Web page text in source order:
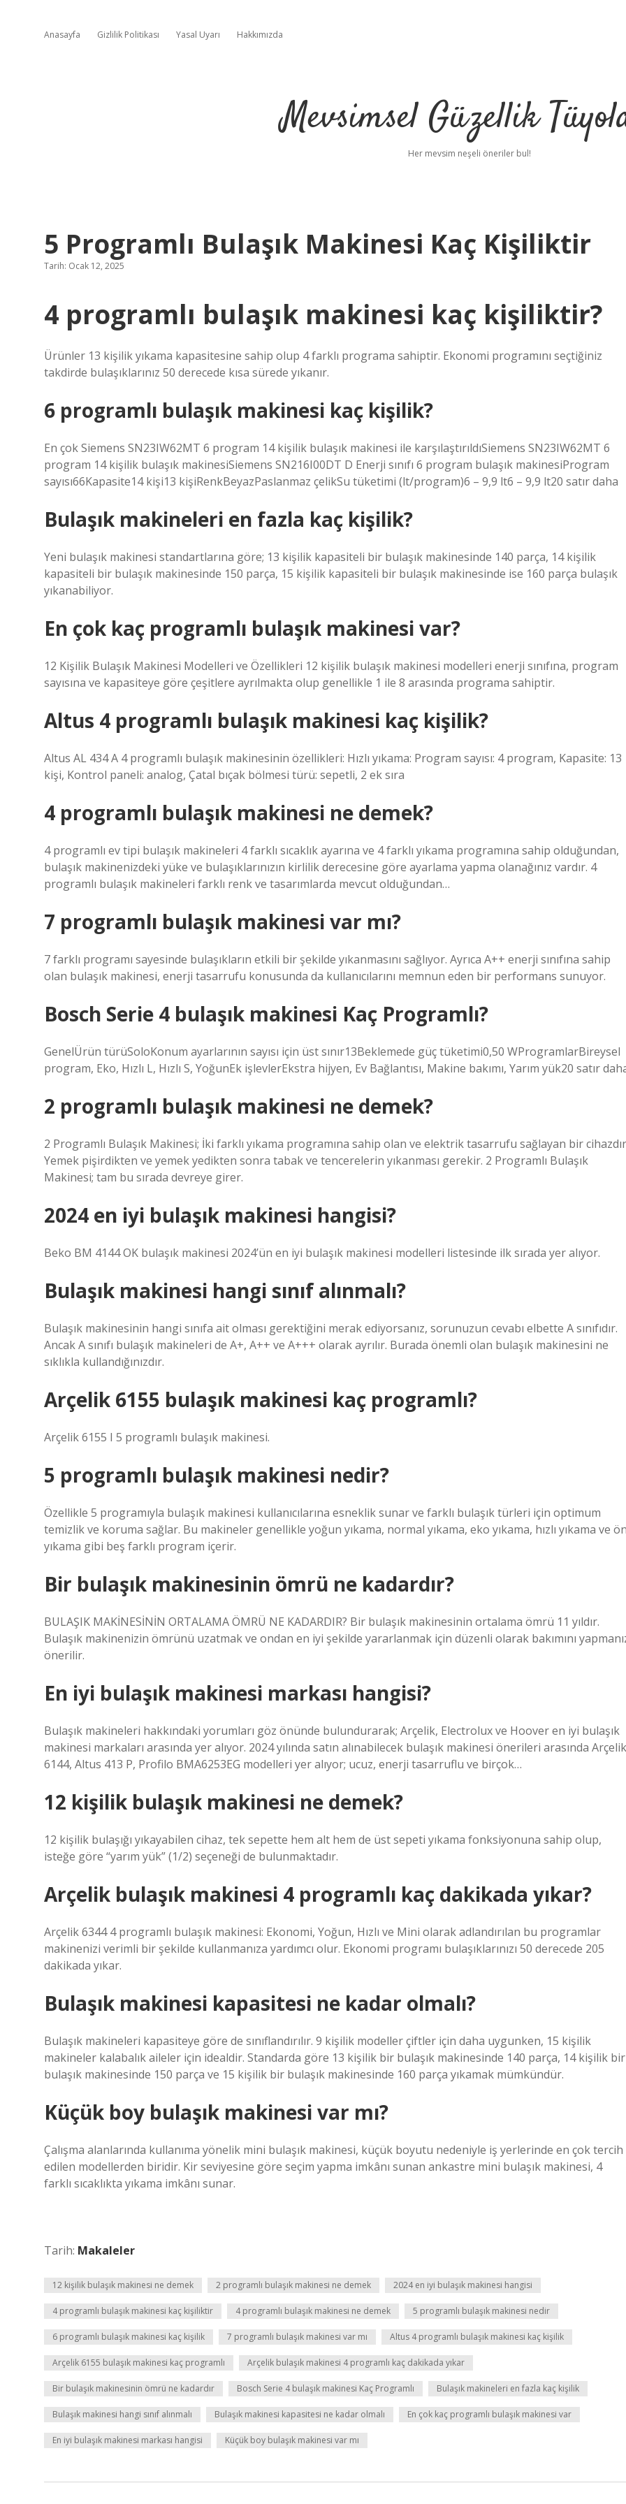
Anasayfa Gizlilik Politikası Yasal Uyarı Hakkımızda
Mevsimsel Güzellik
Her mevsim neşeli öneriler bul!
5 Programlı Bulaşık Makinesi Kaç Kişiliktir
Tarih: Ocak 12, 2025
4 programlı bulaşık makinesi kaç kişiliktir?
Ürünler 13 kişilik yıkama kapasitesine sahip olup 4 farklı programa sahiptir. Ekonomi programını seçtiğiniz
takdirde bulaşıklarınız 50 derecede kısa sürede yıkanır.
6 programlı bulaşık makinesi kaç kişilik?
En çok Siemens SN23IW62MT 6 program 14 kişilik bulaşık makinesi ile karşılaştırıldıSiemens SN23IW62MT 6
program 14 kişilik bulaşık makinesiSiemens SN216I00DT D Enerji sınıfı 6 program bulaşık makinesiProgram
sayısı66Kapasite14 kişi13 kişiRenkBeyazPaslanmaz çelikSu tüketimi (lt/program)6 – 9,9 lt6 – 9,9 lt20 satır daha
Bulaşık makineleri en fazla kaç kişilik?
Yeni bulaşık makinesi standartlarına göre; 13 kişilik kapasiteli bir bulaşık makinesinde 140 parça, 14 kişilik
kapasiteli bir bulaşık makinesinde 150 parça, 15 kişilik kapasiteli bir bulaşık makinesinde ise 160 parça bulaşık
yıkanabiliyor.
En çok kaç programlı bulaşık makinesi var?
12 Kişilik Bulaşık Makinesi Modelleri ve Özellikleri 12 kişilik bulaşık makinesi modelleri enerji sınıfına, program
sayısına ve kapasiteye göre çeşitlere ayrılmakta olup genellikle 1 ile 8 arasında programa sahiptir.
Altus 4 programlı bulaşık makinesi kaç kişilik?
Altus AL 434 A 4 programlı bulaşık makinesinin özellikleri: Hızlı yıkama: Program sayısı: 4 program, Kapasite: 13
kişi, Kontrol paneli: analog, Çatal bıçak bölmesi türü: sepetli, 2 ek sıra
4 programlı bulaşık makinesi ne demek?
4 programlı ev tipi bulaşık makineleri 4 farklı sıcaklık ayarına ve 4 farklı yıkama programına sahip olduğundan,
bulaşık makinenizdeki yüke ve bulaşıklarınızın kirlilik derecesine göre ayarlama yapma olanağınız vardır. 4
programlı bulaşık makineleri farklı renk ve tasarımlarda mevcut olduğundan…
7 programlı bulaşık makinesi var mı?
7 farklı programı sayesinde bulaşıkların etkili bir şekilde yıkanmasını sağlıyor. Ayrıca A++ enerji sınıfına sahip
olan bulaşık makinesi, enerji tasarrufu konusunda da kullanıcılarını memnun eden bir performans sunuyor.
Bosch Serie 4 bulaşık makinesi Kaç Programlı?
GenelÜrün türüSoloKonum ayarlarının sayısı için üst sınır13Beklemede güç tüketimi0,50 WProgramlarBireysel
program, Eko, Hızlı L, Hızlı S, YoğunEk işlevlerEkstra hijyen, Ev Bağlantısı, Makine bakımı, Yarım yük20 satır
2 programlı bulaşık makinesi ne demek?
2 Programlı Bulaşık Makinesi; İki farklı yıkama programına sahip olan ve elektrik tasarrufu sağlayan bir
Yemek pişirdikten ve yemek yedikten sonra tabak ve tencerelerin yıkanması gerekir. 2 Programlı Bulaşık
Makinesi; tam bu sırada devreye girer.
2024 en iyi bulaşık makinesi hangisi?
Beko BM 4144 OK bulaşık makinesi 2024’ün en iyi bulaşık makinesi modelleri listesinde ilk sırada yer alıyor.
Bulaşık makinesi hangi sınıf alınmalı?
Bulaşık makinesinin hangi sınıfa ait olması gerektiğini merak ediyorsanız, sorunuzun cevabı elbette A sınıfıdır.
Ancak A sınıfı bulaşık makineleri de A+, A++ ve A+++ olarak ayrılır. Burada önemli olan bulaşık makinesini ne
sıklıkla kullandığınızdır.
Arçelik 6155 bulaşık makinesi kaç programlı?
Arçelik 6155 I 5 programlı bulaşık makinesi.
5 programlı bulaşık makinesi nedir?
Özellikle 5 programıyla bulaşık makinesi kullanıcılarına esneklik sunar ve farklı bulaşık türleri için optimum
temizlik ve koruma sağlar. Bu makineler genellikle yoğun yıkama, normal yıkama, eko yıkama, hızlı yıkama ve
yıkama gibi beş farklı program içerir.
Bir bulaşık makinesinin ömrü ne kadardır?
BULAŞIK MAKİNESİNİN ORTALAMA ÖMRÜ NE KADARDIR? Bir bulaşık makinesinin ortalama ömrü 11 ​​yıldır.
Bulaşık makinenizin ömrünü uzatmak ve ondan en iyi şekilde yararlanmak için düzenli olarak bakımını
önerilir.
En iyi bulaşık makinesi markası hangisi?
Bulaşık makineleri hakkındaki yorumları göz önünde bulundurarak; Arçelik, Electrolux ve Hoover en iyi bulaşık
makinesi markaları arasında yer alıyor. 2024 yılında satın alınabilecek bulaşık makinesi önerileri arasında Arçelik
6144, Altus 413 P, Profilo BMA6253EG modelleri yer alıyor; ucuz, enerji tasarruflu ve birçok…
12 kişilik bulaşık makinesi ne demek?
12 kişilik bulaşığı yıkayabilen cihaz, tek sepette hem alt hem de üst sepeti yıkama fonksiyonuna sahip olup,
isteğe göre “yarım yük” (1/2) seçeneği de bulunmaktadır.
Arçelik bulaşık makinesi 4 programlı kaç dakikada yıkar?
Arçelik 6344 4 programlı bulaşık makinesi: Ekonomi, Yoğun, Hızlı ve Mini olarak adlandırılan bu programlar
makinenizi verimli bir şekilde kullanmanıza yardımcı olur. Ekonomi programı bulaşıklarınızı 50 derecede 205
dakikada yıkar.
Bulaşık makinesi kapasitesi ne kadar olmalı?
Bulaşık makineleri kapasiteye göre de sınıflandırılır. 9 kişilik modeller çiftler için daha uygunken, 15 kişilik
makineler kalabalık aileler için idealdir. Standarda göre 13 kişilik bir bulaşık makinesinde 140 parça, 14 kişilik bir
bulaşık makinesinde 150 parça ve 15 kişilik bir bulaşık makinesinde 160 parça yıkamak mümkündür.
Küçük boy bulaşık makinesi var mı?
Çalışma alanlarında kullanıma yönelik mini bulaşık makinesi, küçük boyutu nedeniyle iş yerlerinde en çok tercih
edilen modellerden biridir. Kir seviyesine göre seçim yapma imkânı sunan ankastre mini bulaşık makinesi, 4
farklı sıcaklıkta yıkama imkânı sunar.
Tarih: Makaleler
12 kişilik bulaşık makinesi ne demek 2 programlı bulaşık makinesi ne demek 2024 en iyi bulaşık makinesi hangisi
4 programlı bulaşık makinesi kaç kişiliktir 4 programlı bulaşık makinesi ne demek 5 programlı bulaşık makinesi nedir
6 programlı bulaşık makinesi kaç kişilik 7 programlı bulaşık makinesi var mı Altus 4 programlı bulaşık makinesi kaç kişilik
Arçelik 6155 bulaşık makinesi kaç programlı Arçelik bulaşık makinesi 4 programlı kaç dakikada yıkar
Bir bulaşık makinesinin ömrü ne kadardır Bosch Serie 4 bulaşık makinesi Kaç Programlı Bulaşık makineleri en fazla kaç kişilik
Bulaşık makinesi hangi sınıf alınmalı Bulaşık makinesi kapasitesi ne kadar olmalı En çok kaç programlı bulaşık makinesi var
En iyi bulaşık makinesi markası hangisi Küçük boy bulaşık makinesi var mı